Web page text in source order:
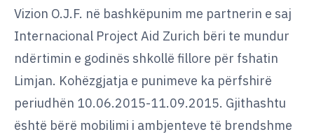
Vizion O.J.F. në bashkëpunim me partnerin e saj
Internacional Project Aid Zurich bëri te mundur
ndërtimin e godinës shkollë fillore për fshatin
Limjan. Kohëzgjatja e punimeve ka përfshirë
periudhën 10.06.2015-11.09.2015. Gjithashtu
është bërë mobilimi i ambjenteve të brendshme